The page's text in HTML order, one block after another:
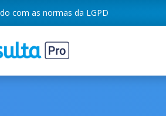
com as normas da LGPD